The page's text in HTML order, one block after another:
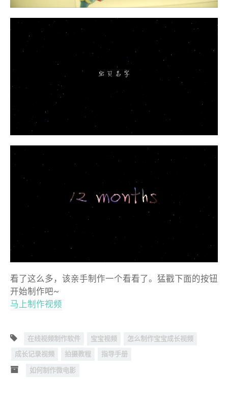
看了这么多，该亲手制作一个看看了。猛戳下面的按钮
开始制作吧~
马上制作视频
在线视频制作软件 宝宝视频
怎么制作宝宝成长视频
成长记录视频
拍摄教程 指导手册
如何制作微电影